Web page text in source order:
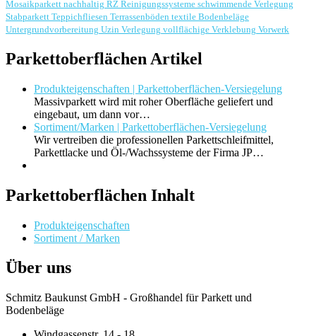
Mosaikparkett nachhaltig RZ Reinigungssysteme schwimmende Verlegung
Stabparkett Teppichfliesen Terrassenböden textile Bodenbeläge
Untergrundvorbereitung Uzin Verlegung vollflächige Verklebung Vorwerk
Parkettoberflächen Artikel
Produkteigenschaften | Parkettoberflächen-Versiegelung
Massivparkett wird mit roher Oberfläche geliefert und
eingebaut, um dann vor…
Sortiment/Marken | Parkettoberflächen-Versiegelung
Wir vertreiben die professionellen Parkettschleifmittel,
Parkettlacke und Öl-/Wachssysteme der Firma JP…
Parkettoberflächen Inhalt
Produkteigenschaften
Sortiment / Marken
Über uns
Schmitz Baukunst GmbH - Großhandel für Parkett und
Bodenbeläge